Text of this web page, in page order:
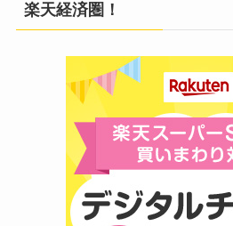
楽天経済圏！